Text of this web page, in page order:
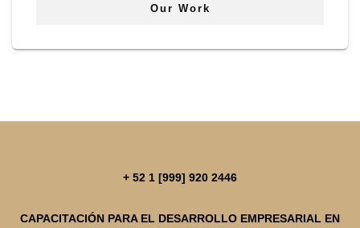
Our Work
+ 52 1 [999] 920 2446
CAPACITACIÓN PARA EL DESARROLLO EMPRESARIAL EN